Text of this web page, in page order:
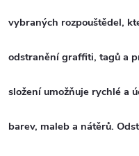
vybraných rozpouštědel,
odstranění graffiti, tagů a
složení umožňuje rychlé a
barev, maleb a nátěrů.